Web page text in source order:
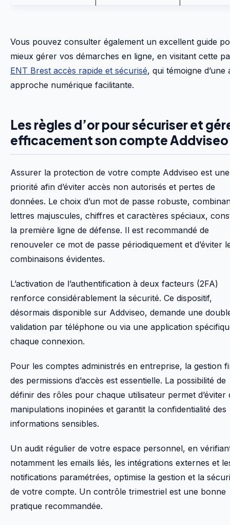
Vous pouvez consulter également un excellent guide
mieux gérer vos démarches en ligne, en visitant cette
ENT Brest accès rapide et sécurisé, qui témoigne d’une
approche numérique facilitante.
Les règles d’or pour sécuriser et
efficacement son compte Addviseo
Assurer la protection de votre compte Addviseo est une
priorité afin d’éviter accès non autorisés et pertes de
données. Le choix d’un mot de passe robuste,
lettres majuscules, chiffres et caractères spéciaux,
la première ligne de défense. Il est recommandé de
renouveler ce mot de passe périodiquement et d’éviter
combinaisons évidentes.
L’activation de l’authentification à deux facteurs (2FA)
renforce considérablement la sécurité. Ce dispositif,
désormais disponible sur Addviseo, demande une
validation par téléphone ou via une application
chaque connexion.
Pour les comptes administrés en entreprise, la gestion
des permissions d’accès est essentielle. La possibilité de
définir des rôles pour chaque utilisateur permet d’éviter
manipulations inopinées et garantit la confidentialité des
informations sensibles.
Un audit régulier de votre espace personnel, en
notamment les emails liés, les intégrations externes et
notifications paramétrées, optimise la gestion et la
de votre compte. Un contrôle trimestriel est une bonne
pratique recommandée.